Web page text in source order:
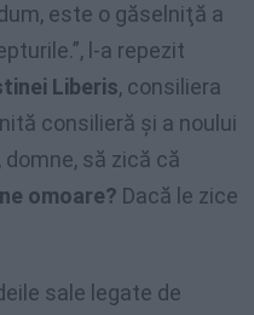
este o găselniţă a
l-a repezit
Liberis, consiliera
consilieră şi a noului
să zică că
omoare? Dacă le zice
sale legate de